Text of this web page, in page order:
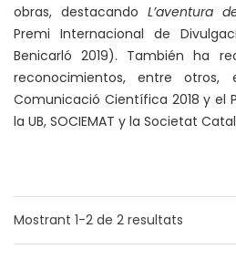
obras, destacando L’aventura
Premi Internacional de
Benicarló 2019). También ha
reconocimientos, entre otros,
Comunicació Científica 2018 y el
la UB, SOCIEMAT y la Societat
Mostrant 1-2 de 2 resultats